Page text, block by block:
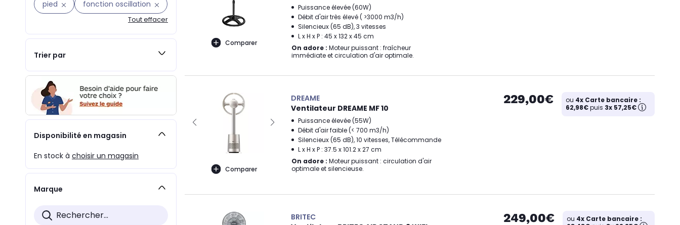
pied fonction oscillation
Tout effacer
Trier par
Disponibilité en magasin
En stock à choisir un magasin
Marque
Comparer
Puissance élevée (60W)
Débit d'air très élevé ( >3000 m3/h)
Silencieux (65 dB), 3 vitesses
L x H x P : 45 x 132 x 45 cm
On adore : Moteur puissant : fraîcheur
immédiate et circulation d'air optimale.
Comparer
DREAME
Ventilateur DREAME MF 10
Puissance élevée (55W)
Débit d'air faible (< 700 m3/h)
Silencieux (65 dB), 10 vitesses, Télécommande
L x H x P : 37.5 x 101.2 x 27 cm
On adore : Moteur puissant : circulation d'air
optimale et silencieuse.
229,00€ ou 4x Carte bancaire :
62,98€puis 3x 57,25€
BRITEC
249,00€ ou 4x Carte bancaire :